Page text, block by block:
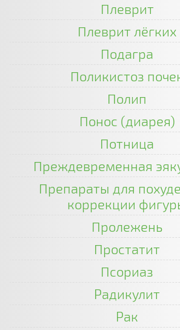
Плеврит
Плеврит лёгких
Подагра
Поликистоз
Полип
Понос (диарея)
Потница
Преждевременная
Препараты для
коррекции
Пролежень
Простатит
Псориаз
Радикулит
Рак